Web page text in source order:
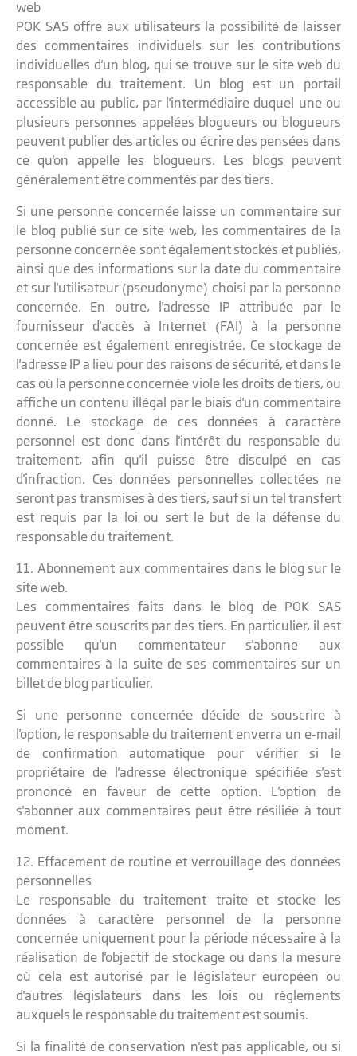
web
POK SAS offre aux utilisateurs la possibilité de laisser
des commentaires individuels sur les contributions
individuelles d'un blog, qui se trouve sur le site web du
responsable du traitement. Un blog est un portail
accessible au public, par l'intermédiaire duquel une ou
plusieurs personnes appelées blogueurs ou blogueurs
peuvent publier des articles ou écrire des pensées dans
ce qu'on appelle les blogueurs. Les blogs peuvent
généralement être commentés par des tiers.
Si une personne concernée laisse un commentaire sur
le blog publié sur ce site web, les commentaires de la
personne concernée sont également stockés et publiés,
ainsi que des informations sur la date du commentaire
et sur l'utilisateur (pseudonyme) choisi par la personne
concernée. En outre, l'adresse IP attribuée par le
fournisseur d'accès à Internet (FAI) à la personne
concernée est également enregistrée. Ce stockage de
l'adresse IP a lieu pour des raisons de sécurité, et dans le
cas où la personne concernée viole les droits de tiers, ou
affiche un contenu illégal par le biais d'un commentaire
donné. Le stockage de ces données à caractère
personnel est donc dans l'intérêt du responsable du
traitement, afin qu'il puisse être disculpé en cas
d'infraction. Ces données personnelles collectées ne
seront pas transmises à des tiers, sauf si un tel transfert
est requis par la loi ou sert le but de la défense du
responsable du traitement.
11. Abonnement aux commentaires dans le blog sur le
site web.
Les commentaires faits dans le blog de POK SAS
peuvent être souscrits par des tiers. En particulier, il est
possible qu'un commentateur s'abonne aux
commentaires à la suite de ses commentaires sur un
billet de blog particulier.
Si une personne concernée décide de souscrire à
l'option, le responsable du traitement enverra un e-mail
de confirmation automatique pour vérifier si le
propriétaire de l'adresse électronique spécifiée s'est
prononcé en faveur de cette option. L'option de
s'abonner aux commentaires peut être résiliée à tout
moment.
12. Effacement de routine et verrouillage des données
personnelles
Le responsable du traitement traite et stocke les
données à caractère personnel de la personne
concernée uniquement pour la période nécessaire à la
réalisation de l'objectif de stockage ou dans la mesure
où cela est autorisé par le législateur européen ou
d'autres législateurs dans les lois ou règlements
auxquels le responsable du traitement est soumis.
Si la finalité de conservation n'est pas applicable, ou si